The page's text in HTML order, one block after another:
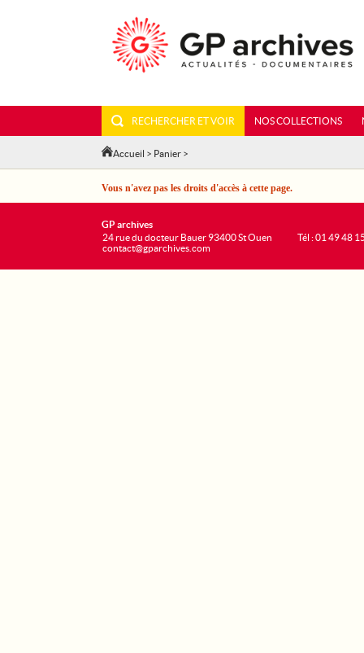
RECHERCHER ET VOIR NOS COLLECTIONS
Accueil > Panier >
Vous n'avez pas les droits d'accès à cette page.
GP archives
24 rue du docteur Bauer 93400 St Ouen
contact@gparchives.com
Tél : 01 49 48